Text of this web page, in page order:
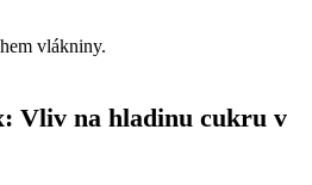
vlákniny.
Vliv na hladinu cukru v